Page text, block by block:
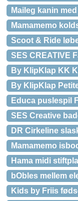
Maileg kanin
Mamamemo
Scoot & Ride
SES CREATIVE
By KlipKlap KK
By KlipKlap
Educa puslespil
SES Creative
DR Cirkeline
Mamamemo
Hama midi
bObles mellem
Kids by Friis